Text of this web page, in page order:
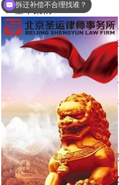
1. 基本案情
当事人二人在四川省广汉
组织人员和机械强制拆除
事后二人提起行政诉讼，
备、原料、营业损失等多
2024年11月，广汉市镇
向法院提起行政赔偿诉讼
① 行政机关单方测绘加工
② 适用多年前的老旧补偿
拆迁律师收费标准是多少？